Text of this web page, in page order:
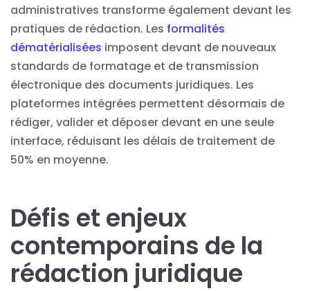
administratives transforme également devant les
pratiques de rédaction. Les formalités
dématérialisées imposent devant de nouveaux
standards de formatage et de transmission
électronique des documents juridiques. Les
plateformes intégrées permettent désormais de
rédiger, valider et déposer devant en une seule
interface, réduisant les délais de traitement de
50% en moyenne.
Défis et enjeux
contemporains de la
rédaction juridique